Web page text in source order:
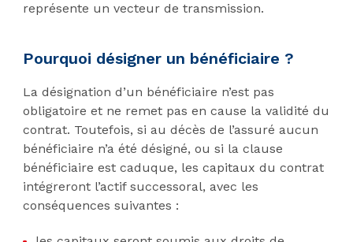
représente un vecteur de transmission.
Pourquoi désigner un bénéficiaire ?
La désignation d’un bénéficiaire n’est pas
obligatoire et ne remet pas en cause la validité du
contrat. Toutefois, si au décès de l’assuré aucun
bénéficiaire n’a été désigné, ou si la clause
bénéficiaire est caduque, les capitaux du contrat
intégreront l’actif successoral, avec les
conséquences suivantes :